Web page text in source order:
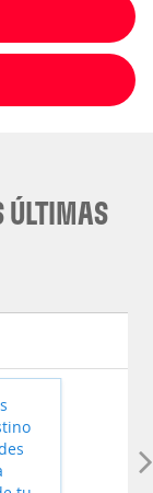
ÚLTIMAS